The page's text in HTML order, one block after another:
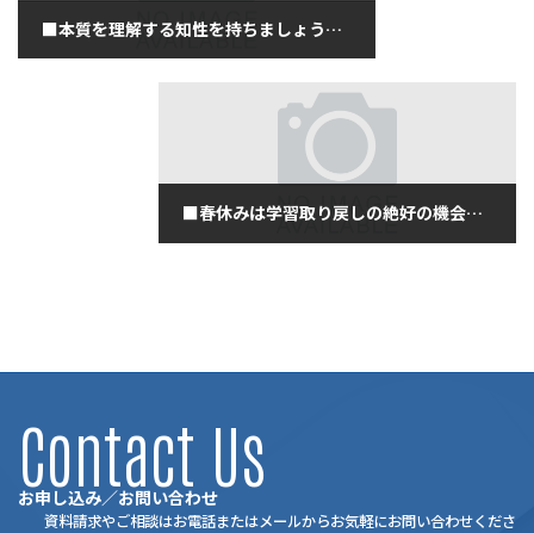
■本質を理解する知性を持ちましょう！（3月16日月曜日）
■春休みは学習取り戻しの絶好の機会（３月１７日火曜日）
お申し込み／お問い合わせ
Contact Us
資料請求やご相談はお電話またはメールからお気軽にお問い合わせくださ